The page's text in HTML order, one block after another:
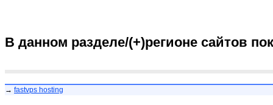
В данном разделе/(+)регионе сайтов
→ fastvps hosting